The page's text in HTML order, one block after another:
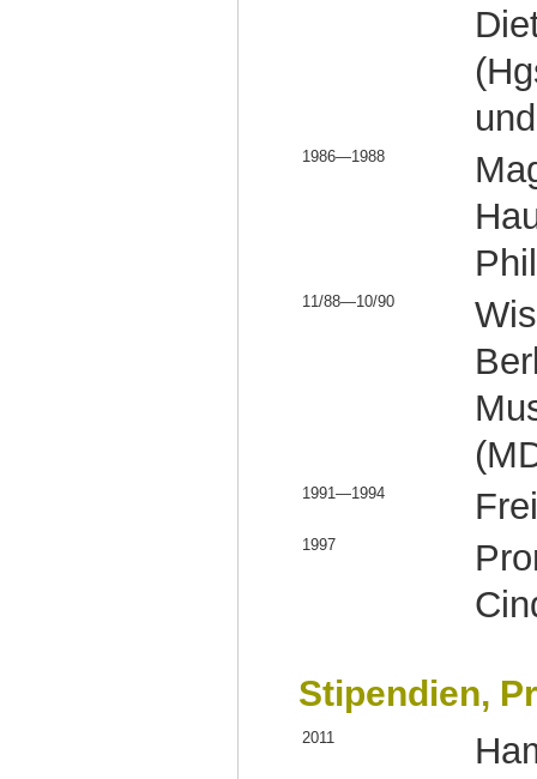
1986—1988
11/88—10/90
1991—1994
1997
Stipendien,
2011